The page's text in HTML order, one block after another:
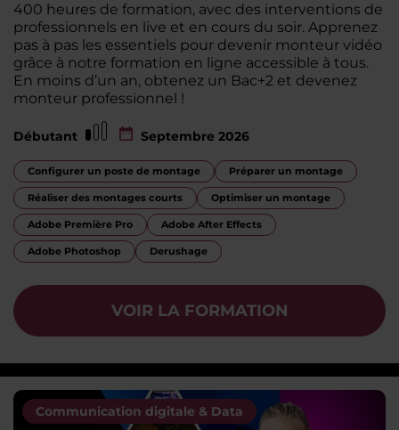
400 heures de formation, avec des interventions de
professionnels en live et en cours du soir. Apprenez
pas à pas les essentiels pour devenir monteur vidéo
grâce à notre formation en ligne accessible à tous.
En moins d’un an, obtenez un Bac+2 et devenez
monteur professionnel !
Débutant Septembre 2026
Configurer un poste de montage Préparer un montage
Réaliser des montages courts Optimiser un montage
Adobe Première Pro Adobe After Effects
Adobe Photoshop Derushage
VOIR LA FORMATION
Communication digitale & Data